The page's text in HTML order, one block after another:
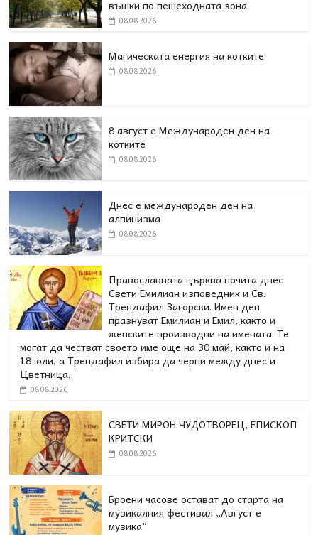
въшки по пешеходната зона
08.08.2026
Магическата енергия на котките
08.08.2026
8 август е Международен ден на
котките
08.08.2026
Днес е международен ден на
алпинизма
08.08.2026
Православната църква почита днес
Свети Емилиан изповедник и Св.
Трендафил Загорски. Имен ден
празнуват Емилиан и Емил, както и
женските производни на имената. Те
могат да честват своето име още на 30 май, както и на
18 юли, а Трендафил избира да черпи между днес и
Цветница.
08.08.2026
СВЕТИ МИРОН ЧУДОТВОРЕЦ, ЕПИСКОП
КРИТСКИ
08.08.2026
Броени часове остават до старта на
музикалния фестивал „Август е
музика“